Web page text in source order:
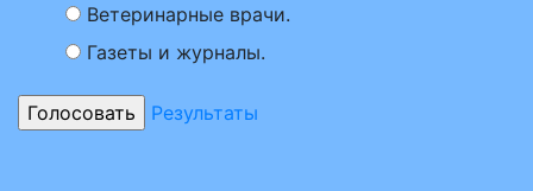
Ветеринарные врачи.
Газеты и журналы.
Результаты